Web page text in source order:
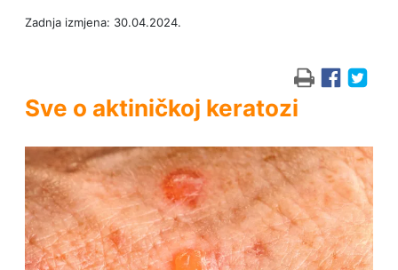
Zadnja izmjena: 30.04.2024.
Sve o aktiničkoj keratozi